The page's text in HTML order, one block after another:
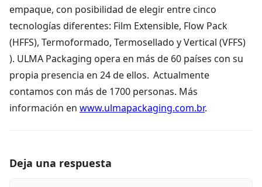
empaque, con posibilidad de elegir entre cinco
tecnologías diferentes: Film Extensible, Flow Pack
(HFFS), Termoformado, Termosellado y Vertical (VFFS)
). ULMA Packaging opera en más de 60 países con su
propia presencia en 24 de ellos. Actualmente
contamos con más de 1700 personas. Más
información en www.ulmapackaging.com.br.
Deja una respuesta